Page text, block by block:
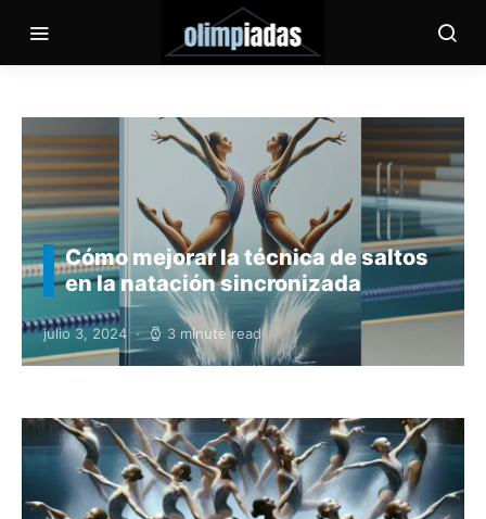
Cómo mejorar la técnica de saltos
en la natación sincronizada
julio 3, 2024 3 minute read